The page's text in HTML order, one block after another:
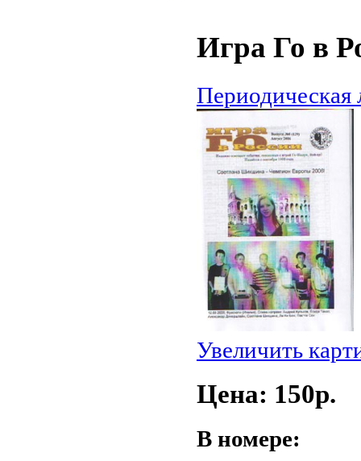
Игра Го в
Периодическая
Увеличить
Цена: 150p.
В номере: